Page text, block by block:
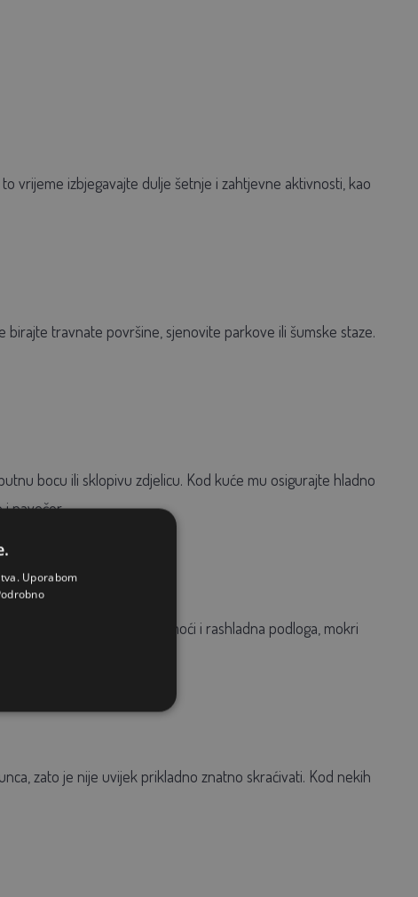
vrijeme izbjegavajte dulje šetnje i zahtjevne aktivnosti, kao
birajte travnate površine, sjenovite parkove ili šumske staze.
bocu ili sklopivu zdjelicu. Kod kuće mu osigurajte hladno
i navečer.
mali bazen. Može pomoći i rashladna podloga, mokri
zato je nije uvijek prikladno znatno skraćivati. Kod nekih
Uporabom